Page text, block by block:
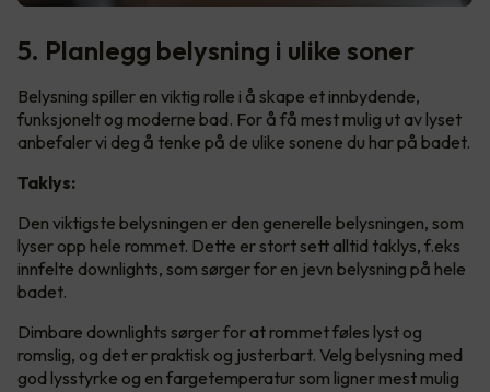
5. Planlegg belysning i ulike soner
Belysning spiller en viktig rolle i å skape et innbydende,
funksjonelt og moderne bad. For å få mest mulig ut av lyset
anbefaler vi deg å tenke på de ulike sonene du har på badet.
Taklys:
Den viktigste belysningen er den generelle belysningen, som
lyser opp hele rommet. Dette er stort sett alltid taklys, f.eks
innfelte downlights, som sørger for en jevn belysning på hele
badet.
Dimbare downlights sørger for at rommet føles lyst og
romslig, og det er praktisk og justerbart. Velg belysning med
god lysstyrke og en fargetemperatur som ligner mest mulig